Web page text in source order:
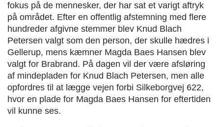
fokus på de mennesker, der har sat et varigt aftryk
på området. Efter en offentlig afstemning med flere
hundreder afgivne stemmer blev Knud Blach
Petersen valgt som den person, der skulle hædres i
Gellerup, mens kæmner Magda Baes Hansen blev
valgt for Brabrand. På dagen vil der være afsløring
af mindepladen for Knud Blach Petersen, men alle
opfordres til at lægge vejen forbi Silkeborgvej 622,
hvor en plade for Magda Baes Hansen for eftertiden
vil kunne ses.